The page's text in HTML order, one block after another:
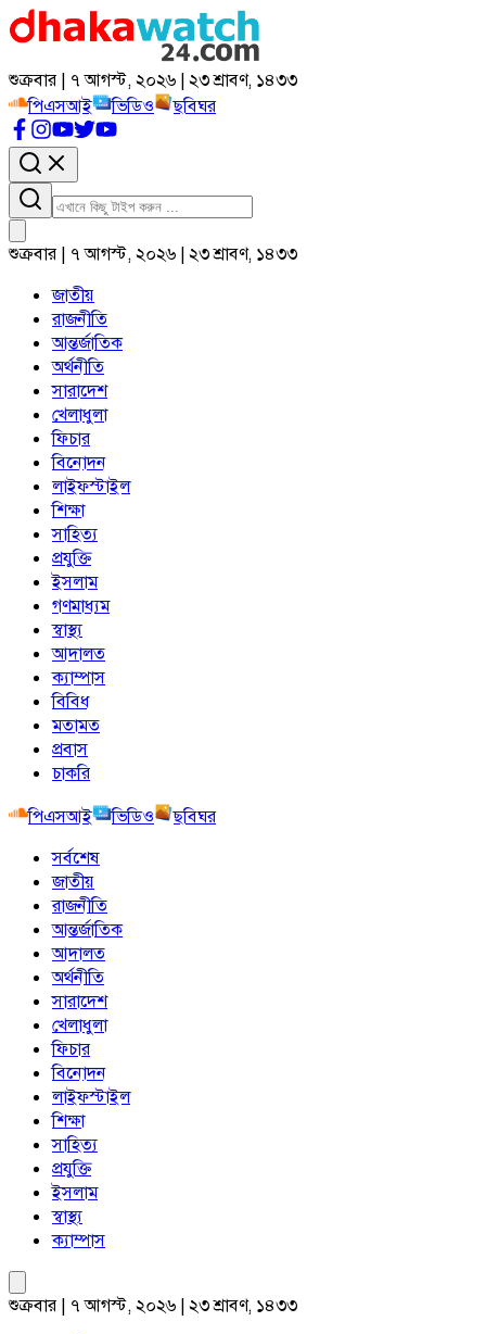
শুক্রবার | ৭ আগস্ট, ২০২৬ | ২৩ শ্রাবণ, ১৪৩৩
পিএসআই
ভিডিও ছবিঘর
শুক্রবার | ৭ আগস্ট, ২০২৬ | ২৩ শ্রাবণ, ১৪৩৩
জাতীয়
রাজনীতি
আন্তর্জাতিক
অর্থনীতি
সারাদেশ
খেলাধুলা
ফিচার
বিনোদন
লাইফস্টাইল
শিক্ষা
সাহিত্য
প্রযুক্তি
ইসলাম
গণমাধ্যম
স্বাস্থ্য
আদালত
ক্যাম্পাস
বিবিধ
মতামত
প্রবাস
চাকরি
পিএসআই
ভিডিও
ছবিঘর
সর্বশেষ
জাতীয়
রাজনীতি
আন্তর্জাতিক
আদালত
অর্থনীতি
সারাদেশ
খেলাধুলা
ফিচার
বিনোদন
লাইফস্টাইল
শিক্ষা
সাহিত্য
প্রযুক্তি
ইসলাম
স্বাস্থ্য
ক্যাম্পাস
শুক্রবার | ৭ আগস্ট, ২০২৬ | ২৩ শ্রাবণ, ১৪৩৩